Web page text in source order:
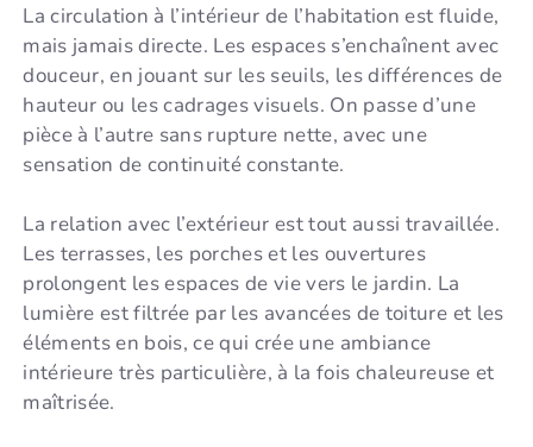
La circulation à l’intérieur de l’habitation est fluide,
mais jamais directe. Les espaces s’enchaînent avec
douceur, en jouant sur les seuils, les différences de
hauteur ou les cadrages visuels. On passe d’une
pièce à l’autre sans rupture nette, avec une
sensation de continuité constante.
La relation avec l’extérieur est tout aussi travaillée.
Les terrasses, les porches et les ouvertures
prolongent les espaces de vie vers le jardin. La
lumière est filtrée par les avancées de toiture et les
éléments en bois, ce qui crée une ambiance
intérieure très particulière, à la fois chaleureuse et
maîtrisée.